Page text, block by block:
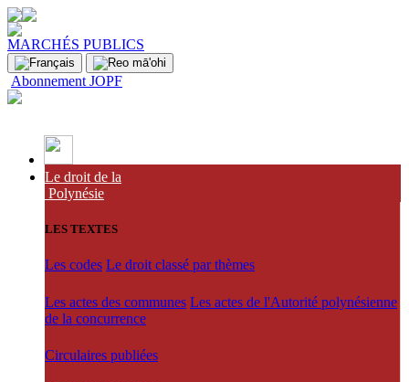
MARCHÉS PUBLICS
Abonnement JOPF
Le droit de la
Polynésie
LES TEXTES
Les codes Le droit classé par thèmes
Les actes des communes Les actes de l'Autorité polynésienne
de la concurrence
Circulaires publiées